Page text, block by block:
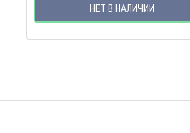
НЕТ В НАЛИЧИИ